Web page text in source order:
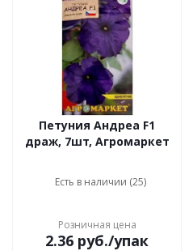
Петуния Андреа F1
драж, 7шт, Агромаркет
Есть в наличии (25)
Розничная цена
2.36 руб./упак